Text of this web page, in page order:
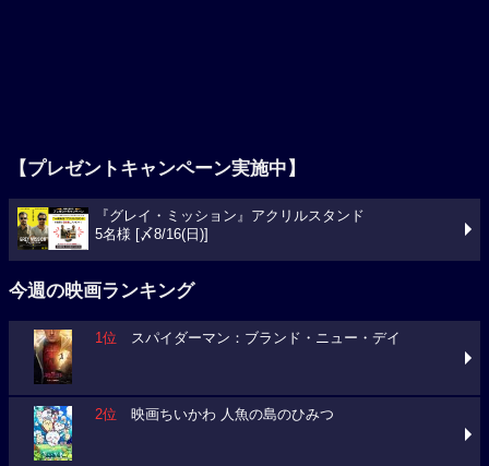
【プレゼントキャンペーン実施中】
『グレイ・ミッション』アクリルスタンド
5名様 [〆8/16(日)]
今週の映画ランキング
1位 スパイダーマン：ブランド・ニュー・デイ
2位 映画ちいかわ 人魚の島のひみつ